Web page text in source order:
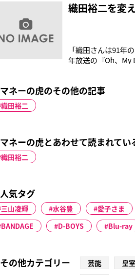
織田裕二を変
「織田さんは91年
年放送の『Oh、My
裕二（46）主演の
校講師となった主人
マネーの虎のその他の記事
織田裕二
マネーの虎とあわせて読まれてい
織田裕二
人気タグ
三山凌輝 水谷豊 愛子さま
BANDAGE
D-BOYS Blu-ray
その他カテゴリー 芸能 皇室